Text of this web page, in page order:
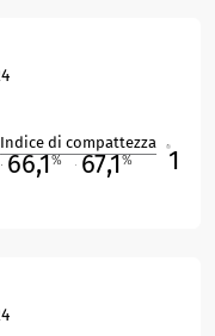
Indice di compattezza
66,1% 67,1% 1